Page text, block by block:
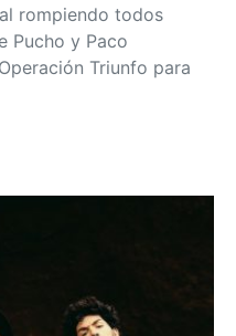
rompiendo todos
Pucho y Paco
Triunfo para